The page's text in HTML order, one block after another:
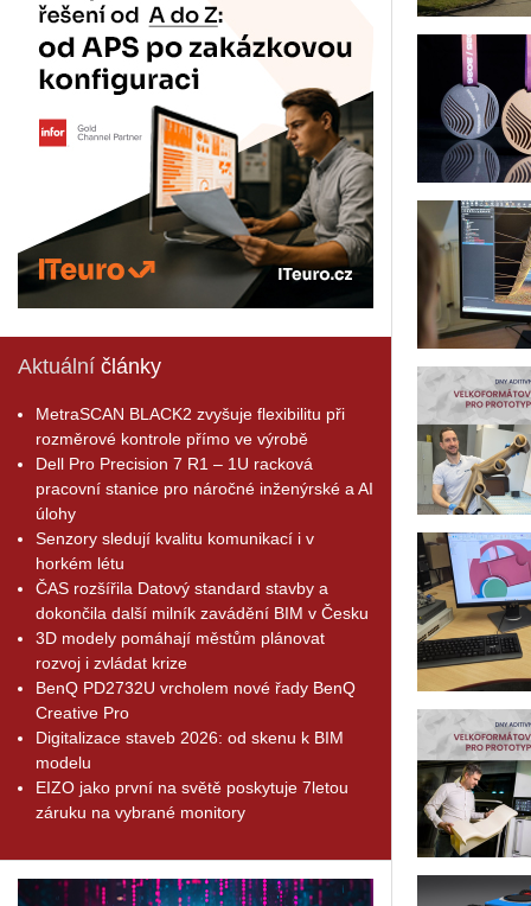
Aktuální články
MetraSCAN BLACK2 zvyšuje flexibilitu při
rozměrové kontrole přímo ve výrobě
Dell Pro Precision 7 R1 – 1U racková
pracovní stanice pro náročné inženýrské a AI
úlohy
Senzory sledují kvalitu komunikací i v
horkém létu
ČAS rozšířila Datový standard stavby a
dokončila další milník zavádění BIM v Česku
3D modely pomáhají městům plánovat
rozvoj i zvládat krize
BenQ PD2732U vrcholem nové řady BenQ
Creative Pro
Digitalizace staveb 2026: od skenu k BIM
modelu
EIZO jako první na světě poskytuje 7letou
záruku na vybrané monitory